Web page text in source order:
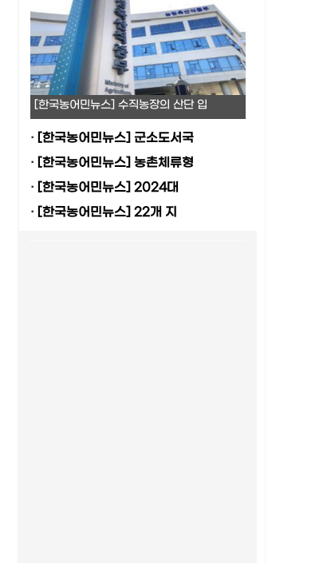
[한국농어민뉴스] 수직농장의 산단 입
· [한국농어민뉴스] 군소도서국
· [한국농어민뉴스] 농촌체류형
· [한국농어민뉴스] 2024대
· [한국농어민뉴스] 22개 지